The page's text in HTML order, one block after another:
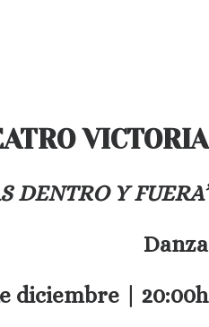
VICTORIA
DENTRO Y FUERA’
Danza
diciembre | 20:00h